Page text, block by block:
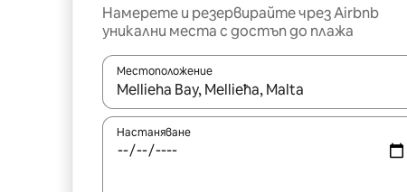
Намерете и резервирайте чрез Airbnb
уникални места с достъп до плажа
Местоположение
Когато резултатите се покажат,
Настаняване